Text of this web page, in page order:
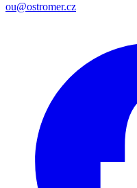
ou@ostromer.cz